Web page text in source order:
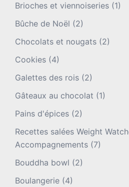
Brioches et viennoiseries (1)
Bûche de Noël (2)
Chocolats et nougats (2)
Cookies (4)
Galettes des rois (2)
Gâteaux au chocolat (1)
Pains d'épices (2)
Recettes salées Weight
Accompagnements (7)
Bouddha bowl (2)
Boulangerie (4)